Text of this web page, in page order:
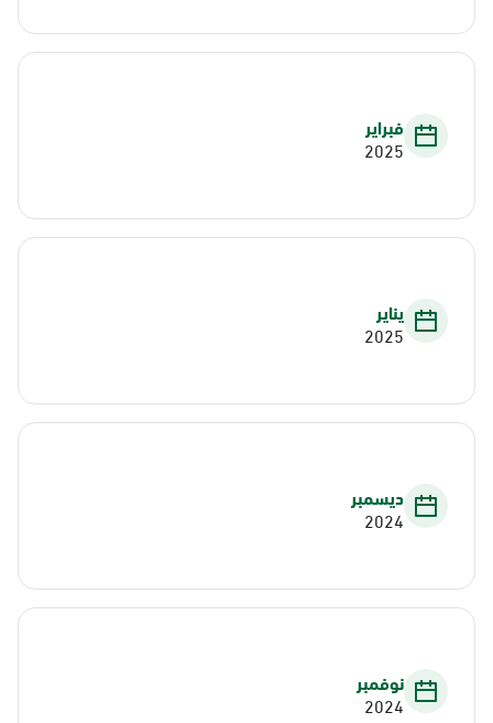
فبراير
2025
يناير
2025
ديسمبر
2024
نوفمبر
2024